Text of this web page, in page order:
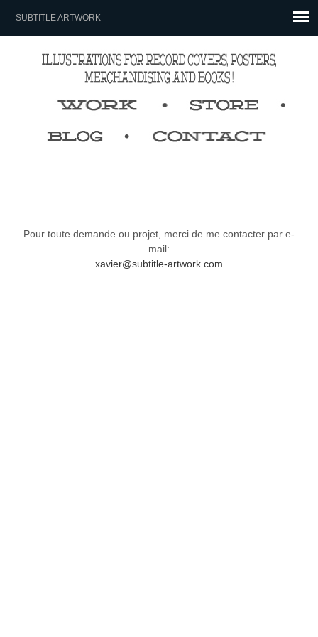
SUBTITLE ARTWORK
Pour toute demande ou projet, merci de me contacter par e-
mail:
xavier@subtitle-artwork.com